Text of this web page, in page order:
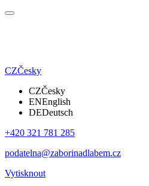
CZČesky
CZČesky
ENEnglish
DEDeutsch
+420 321 781 285
podatelna@zaborinadlabem.cz
Vytisknout